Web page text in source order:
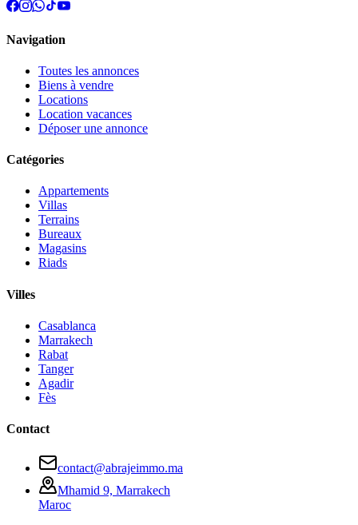
Navigation
Toutes les annonces
Biens à vendre
Locations
Location vacances
Déposer une annonce
Catégories
Appartements
Villas
Terrains
Bureaux
Magasins
Riads
Villes
Casablanca
Marrakech
Rabat
Tanger
Agadir
Fès
Contact
contact@abrajeimmo.ma
Mhamid 9, Marrakech
Maroc